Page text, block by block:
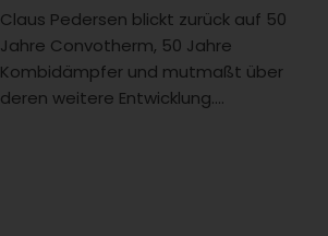
Claus Pedersen blickt zurück auf 50
Jahre Convotherm, 50 Jahre
Kombidämpfer und mutmaßt über
deren weitere Entwicklung....